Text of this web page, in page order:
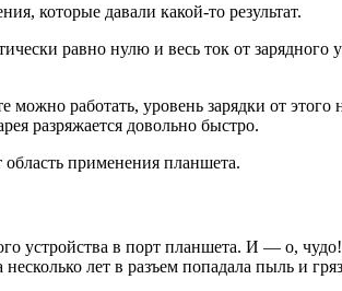
которые давали какой-то результат.
равно нулю и весь ток от зарядного
работать, уровень зарядки от этого
разряжается довольно быстро.
применения планшета.
устройства в порт планшета. И — о,
лет в разъем попадала пыль и